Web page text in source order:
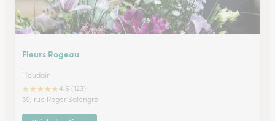
Fleurs Rogeau
Houdain
★★★★★4.5 (123)
39, rue Roger Salengro